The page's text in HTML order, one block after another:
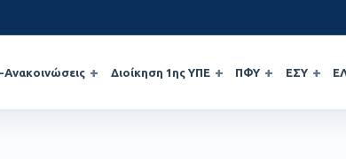
Ανακοινώσεις Διοίκηση 1ης ΥΠΕ ΠΦΥ ΕΣΥ